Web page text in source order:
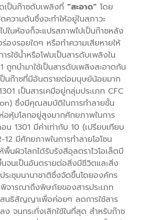
เป็นก๊าซดับเพลิงที่ “สะอาด” โดย
ความดันซึ่งจะทำให้อยู่ในสภาวะ
ปในห้องก็จะแปรสภาพไปเป็นก๊าซหลัง
องรอยใดๆ หรือทำความเสียหายให้
รใช้น้ำหรือโฟมเป็นสารดับเพลิงใน
ถูกนำมาใช้เป็นสารดับเพลิงสะอาดกัน
ป็นก๊าซที่มีอันตรายต่อมนุษย์น้อยมาก
เป็นสารเคมีอยู่กลุ่มประเภท CFC
ซึ่งมีคุณสมบัติในการทำลายชั้น
อหุ้มโลกอยู่สูงมากศักยภาพในการ
น 1301 มีค่าเท่ากับ 10 (เปรียบเทียบ
12 มีศักยภาพในการทำลายโอโซน
พื้นผิวโลกได้รับรังสีอุลตราไวโอเล็ตบี
จนเป็นอันตรายต่อสิ่งมีชีวิตและสิ่ง
ะชุมนานาชาติซึ่งจัดขึ้นโดยองค์กร
พิจารณาถึงพิษภัยของสารประเภท
สนธิสัญญาเพื่อค่อยๆ ลดการใช้สาร
ง จนกระทั่งเลิกใช้ในที่สุด สำหรับก๊าซ